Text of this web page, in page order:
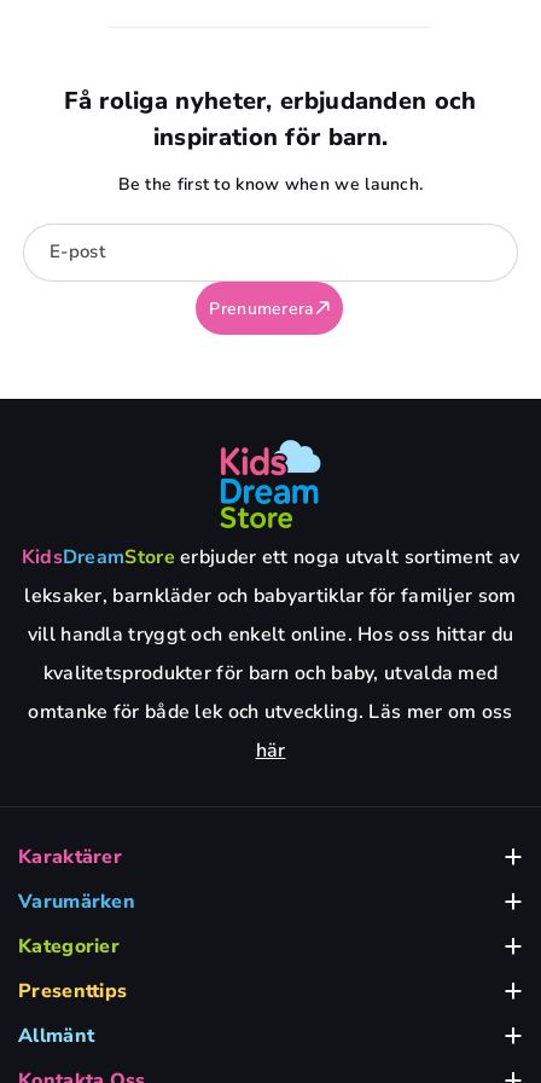
Få roliga nyheter, erbjudanden och
inspiration för barn.
Be the first to know when we launch.
E-post
Prenumerera
KidsDreamStore erbjuder ett noga utvalt sortiment av
leksaker, barnkläder och babyartiklar för familjer som
vill handla tryggt och enkelt online. Hos oss hittar du
kvalitetsprodukter för barn och baby, utvalda med
omtanke för både lek och utveckling. Läs mer om oss
här
Karaktärer
Babblarna
Bamse Leksaker
Barbie Leksaker
Bluey Leksaker
Varumärken
Alga
BRIO
Dickie Toys
Fisher Price
Kategorier
Babyleksaker
Barnkalas & Party
Bygg & Lek
Presenttips
Presenttips för 1-2 Åringar
Presenttips för 3-4 Åringar
Allmänt
Om Kidsdreamstore